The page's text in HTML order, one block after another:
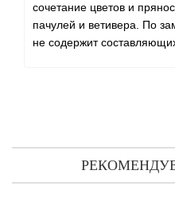
сочетание цветов и
пачулей и ветивера. По
не содержит
Bruno Banani